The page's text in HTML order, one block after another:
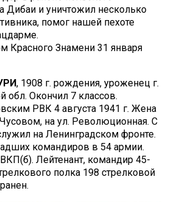
Дибаи и уничтожил несколько
помог нашей пехоте
Красного Знамени 31 января
, 1908 г. рождения, уроженец г.
обл. Окончил 7 классов.
РВК 4 августа 1941 г. Жена
на ул. Революционная. С
на Ленинградском фронте.
командиров в 54 армии.
Лейтенант, командир 45-
полка 198 стрелковой